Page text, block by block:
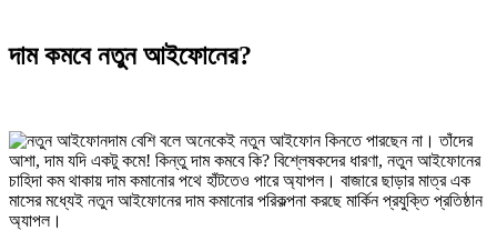
দাম কমবে নতুন আইফোনের?
দাম বেশি বলে অনেকেই নতুন আইফোন কিনতে পারছেন না। তাঁদের
আশা, দাম যদি একটু কমে! কিন্তু দাম কমবে কি? বিশ্লেষকদের ধারণা, নতুন আইফোনের
চাহিদা কম থাকায় দাম কমানোর পথে হাঁটতেও পারে অ্যাপল। বাজারে ছাড়ার মাত্র এক
মাসের মধ্যেই নতুন আইফোনের দাম কমানোর পরিকল্পনা করছে মার্কিন প্রযুক্তি প্রতিষ্ঠান
অ্যাপল।